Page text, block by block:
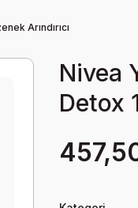
Arındırıcı
Nivea
Detox